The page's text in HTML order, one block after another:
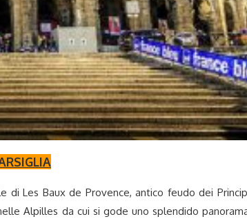
Les Baux de Provence, antico feudo dei
Alpilles da cui si gode uno splendido